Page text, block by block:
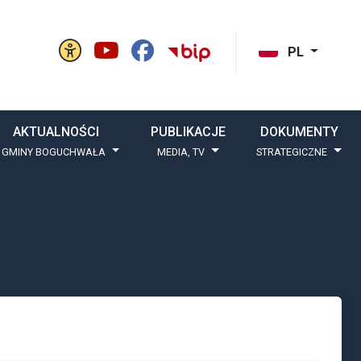
PL
Panel ustawień witryny
BIP Gminy
szukaj
AKTUALNOŚCI
GMINY BOGUCHWAŁA
PUBLIKACJE
MEDIA, TV
DOKUMENTY
STRATEGICZNE